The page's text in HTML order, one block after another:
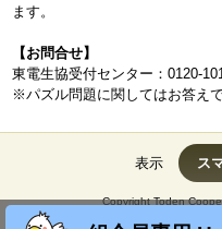
ます。
【お問合せ】
東電生協受付センター：0120-
※パズル問題に関してはお答えで
表示 ス
Copyright Toden